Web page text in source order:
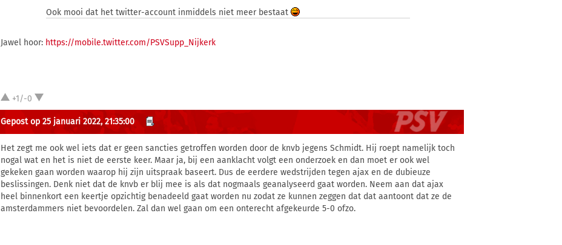
Ook mooi dat het twitter-account inmiddels niet meer bestaat
Jawel hoor: https://mobile.twitter.com/PSVSupp_Nijkerk
+1/-0
Gepost op 25 januari 2022, 21:35:00
Het zegt me ook wel iets dat er geen sancties getroffen worden door de knvb jegens Schmidt. Hij roept namelijk toch
nogal wat en het is niet de eerste keer. Maar ja, bij een aanklacht volgt een onderzoek en dan moet er ook wel
gekeken gaan worden waarop hij zijn uitspraak baseert. Dus de eerdere wedstrijden tegen ajax en de dubieuze
beslissingen. Denk niet dat de knvb er blij mee is als dat nogmaals geanalyseerd gaat worden. Neem aan dat ajax
heel binnenkort een keertje opzichtig benadeeld gaat worden nu zodat ze kunnen zeggen dat dat aantoont dat ze de
amsterdammers niet bevoordelen. Zal dan wel gaan om een onterecht afgekeurde 5-0 ofzo.